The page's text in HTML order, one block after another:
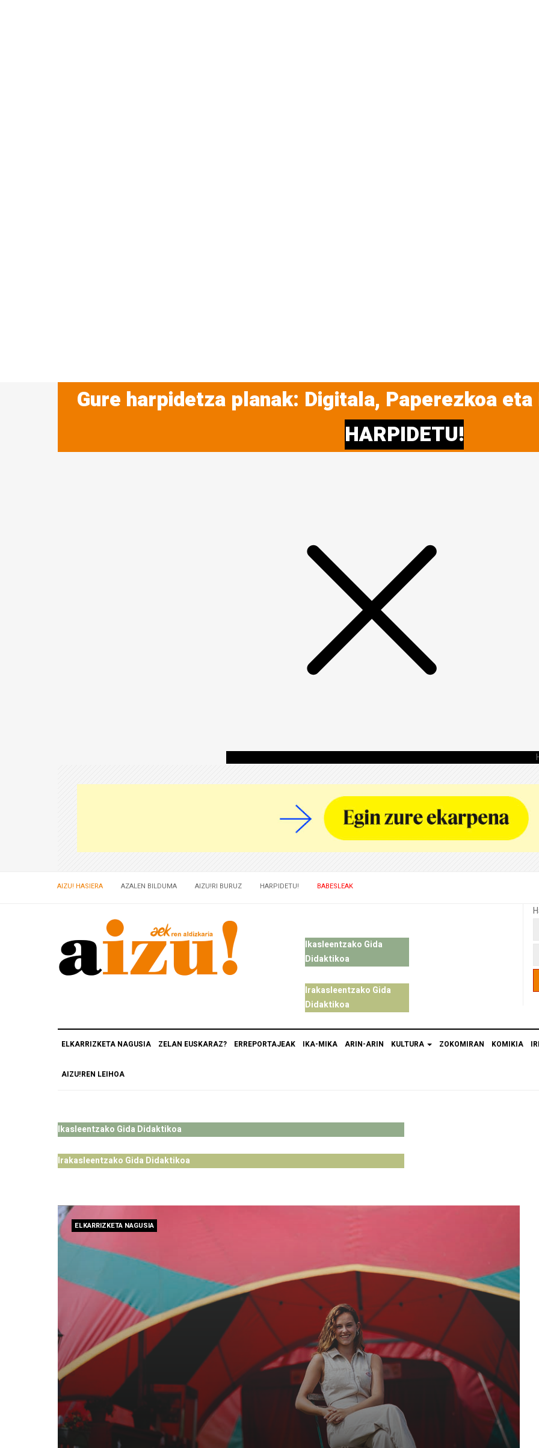
Gure harpidetza planak: Digitala, Paperezkoa
HARPIDETU!
AIZU! HASIERA AZALEN BILDUMA AIZU!RI BURUZ HARPIDETU! BABESLEAK
Ikasleentzako Gida
Didaktikoa
Irakasleentzako Gida
Didaktikoa
ELKARRIZKETA NAGUSIA ZELAN EUSKARAZ? ERREPORTAJEAK IKA-MIKA ARIN-ARIN KULTURA ZOKOMIRAN KOMIKIA
AIZU!REN LEIHOA
Ikasleentzako Gida Didaktikoa
Irakasleentzako Gida Didaktikoa
ELKARRIZKETA NAGUSIA